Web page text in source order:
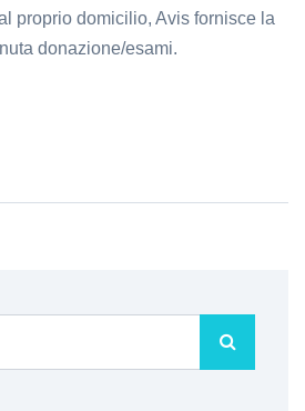
proprio domicilio, Avis fornisce la
donazione/esami.